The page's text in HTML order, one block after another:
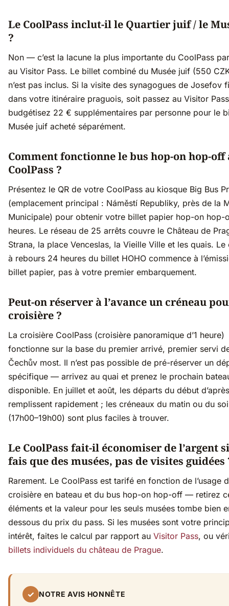
Le CoolPass inclut-il le Quartier juif / le
?
Non — c’est la lacune la plus importante du CoolPass
au Visitor Pass. Le billet combiné du Musée juif (550
n’est pas inclus. Si la visite des synagogues de Josefov
dans votre itinéraire praguois, soit passez au Visitor
budgétisez 22 € supplémentaires par personne pour le
Musée juif acheté séparément.
Comment fonctionne le bus hop-on hop-off
CoolPass ?
Présentez le QR de votre CoolPass au kiosque Big Bus
(emplacement principal : Náměstí Republiky, près de la
Municipale) pour obtenir votre billet papier hop-on hop-
heures. Le réseau de 25 arrêts couvre le Château de
Strana, la place Venceslas, la Vieille Ville et les quais. Le
à rebours 24 heures du billet HOHO commence à
billet papier, pas à votre premier embarquement.
Peut-on réserver à l’avance un créneau
croisière ?
La croisière CoolPass (croisière panoramique d’1 heure)
fonctionne sur la base du premier arrivé, premier servi
Čechův most. Il n’est pas possible de pré-réserver un
spécifique — arrivez au quai et prenez le prochain
disponible. En juillet et août, les départs du début
remplissent rapidement ; les créneaux du matin ou du
(17h00–19h00) sont plus faciles à trouver.
Le CoolPass fait-il économiser de l’argent
fais que des musées, pas de visites guidées
Rarement. Le CoolPass est tarifé en fonction de l’usage
croisière en bateau et du bus hop-on hop-off — retirez
éléments et la valeur pour les seuls musées tombe bien
dessous du prix du pass. Si les musées sont votre
intérêt, faites le calcul par rapport au Visitor Pass, ou
billets individuels du château de Prague.
✓ NOTRE AVIS HONNÊTE